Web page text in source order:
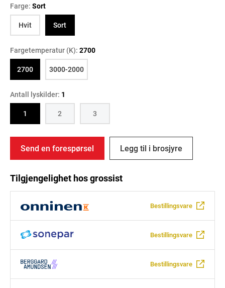
Farge: Sort
Hvit
Sort
Fargetemperatur (K): 2700
2700
3000-2000
Antall lyskilder: 1
1
2 3
Send en forespørsel Legg til i brosjyre
Tilgjengelighet hos grossist
Bestillingsvare
Bestillingsvare
Bestillingsvare